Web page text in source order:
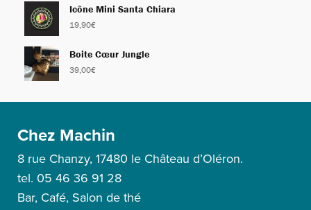
Icône Mini Santa Chiara
19,90€
Boite Cœur Jungle
39,00€
Chez Machin
8 rue Chanzy, 17480 le Château d’Oléron.
tel. 05 46 36 91 28
Bar, Café, Salon de thé